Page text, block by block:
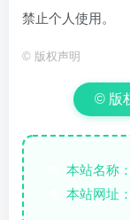
禁止个人使用。
© 版权声明
© 版
本站名称：
本站网址：